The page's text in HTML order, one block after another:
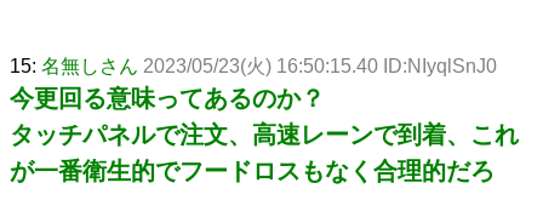
15: 名無しさん 2023/05/23(火) 16:50:15.40 ID:NIyqlSnJ0
今更回る意味ってあるのか？
タッチパネルで注文、高速レーンで到着、これ
が一番衛生的でフードロスもなく合理的だろ